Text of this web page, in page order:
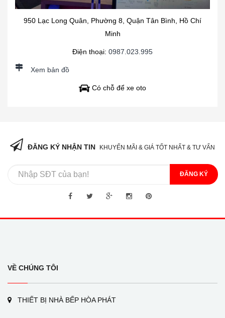
950 Lạc Long Quân, Phường 8, Quận Tân Bình, Hồ Chí
Minh
Điện thoại: 0987.023.995
Xem bản đồ
Có chỗ để xe oto
ĐĂNG KÝ NHẬN TIN KHUYẾN MÃI & GIÁ TỐT NHẤT & TƯ VẤN
ĐĂNG KÝ
VỀ CHÚNG TÔI
THIẾT BỊ NHÀ BẾP HÒA PHÁT